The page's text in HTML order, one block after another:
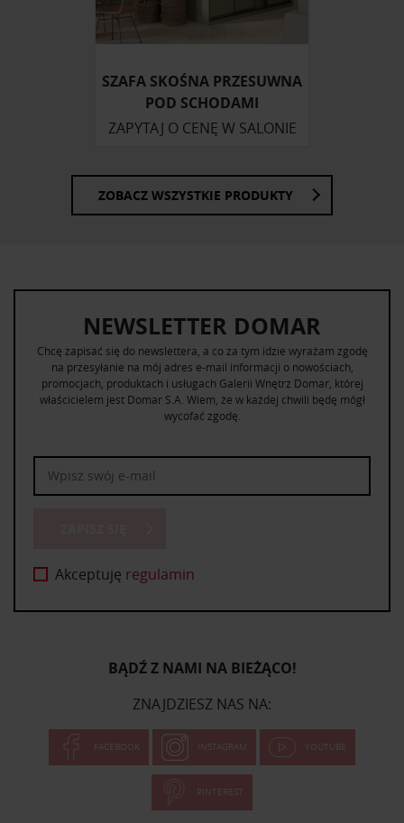
otrzymanymi od Ciebie lub uzyskanymi podczas
korzystania z ich usług.
SZAFA SKOŚNA PRZESUWNA
POD SCHODAMI
ZAPYTAJ O CENĘ W SALONIE
ZOBACZ WSZYSTKIE PRODUKTY
NEWSLETTER DOMAR
Chcę zapisać się do newslettera, a co za tym idzie wyrażam zgodę
na przesyłanie na mój adres e-mail informacji o nowościach,
promocjach, produktach i usługach Galerii Wnętrz Domar, której
właścicielem jest Domar S.A. Wiem, że w każdej chwili będę mógł
wycofać zgodę.
Akceptuję regulamin
BĄDŹ Z NAMI NA BIEŻĄCO!
ZNAJDZIESZ NAS NA:
FACEBOOK INSTAGRAM YOUTUBE
PINTEREST